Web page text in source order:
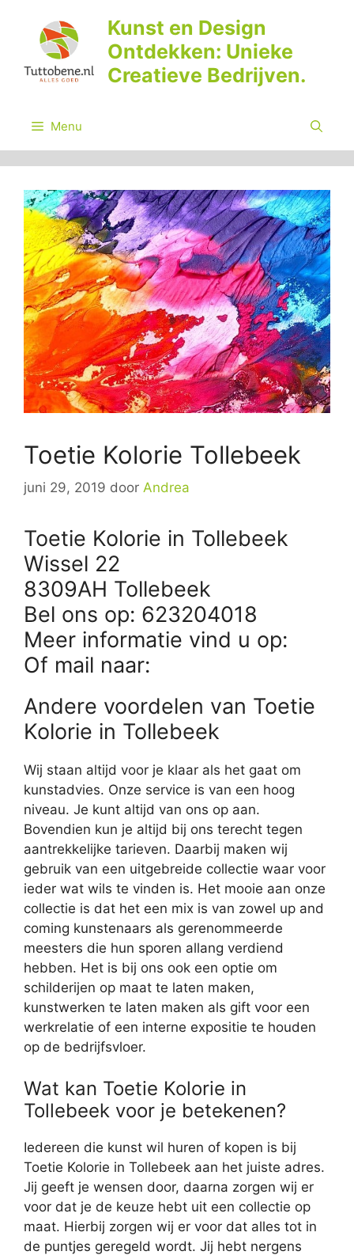
inhoud
Kunst en Design
Ontdekken: Unieke
Creatieve Bedrijven.
Menu
Toetie Kolorie Tollebeek
juni 29, 2019 door Andrea
Toetie Kolorie in Tollebeek
Wissel 22
8309AH Tollebeek
Bel ons op: 623204018
Meer informatie vind u op:
Of mail naar:
Andere voordelen van Toetie
Kolorie in Tollebeek
Wij staan altijd voor je klaar als het gaat om
kunstadvies. Onze service is van een hoog
niveau. Je kunt altijd van ons op aan.
Bovendien kun je altijd bij ons terecht tegen
aantrekkelijke tarieven. Daarbij maken wij
gebruik van een uitgebreide collectie waar voor
ieder wat wils te vinden is. Het mooie aan onze
collectie is dat het een mix is van zowel up and
coming kunstenaars als gerenommeerde
meesters die hun sporen allang verdiend
hebben. Het is bij ons ook een optie om
schilderijen op maat te laten maken,
kunstwerken te laten maken als gift voor een
werkrelatie of een interne expositie te houden
op de bedrijfsvloer.
Wat kan Toetie Kolorie in
Tollebeek voor je betekenen?
Iedereen die kunst wil huren of kopen is bij
Toetie Kolorie in Tollebeek aan het juiste adres.
Jij geeft je wensen door, daarna zorgen wij er
voor dat je de keuze hebt uit een collectie op
maat. Hierbij zorgen wij er voor dat alles tot in
de puntjes geregeld wordt. Jij hebt nergens